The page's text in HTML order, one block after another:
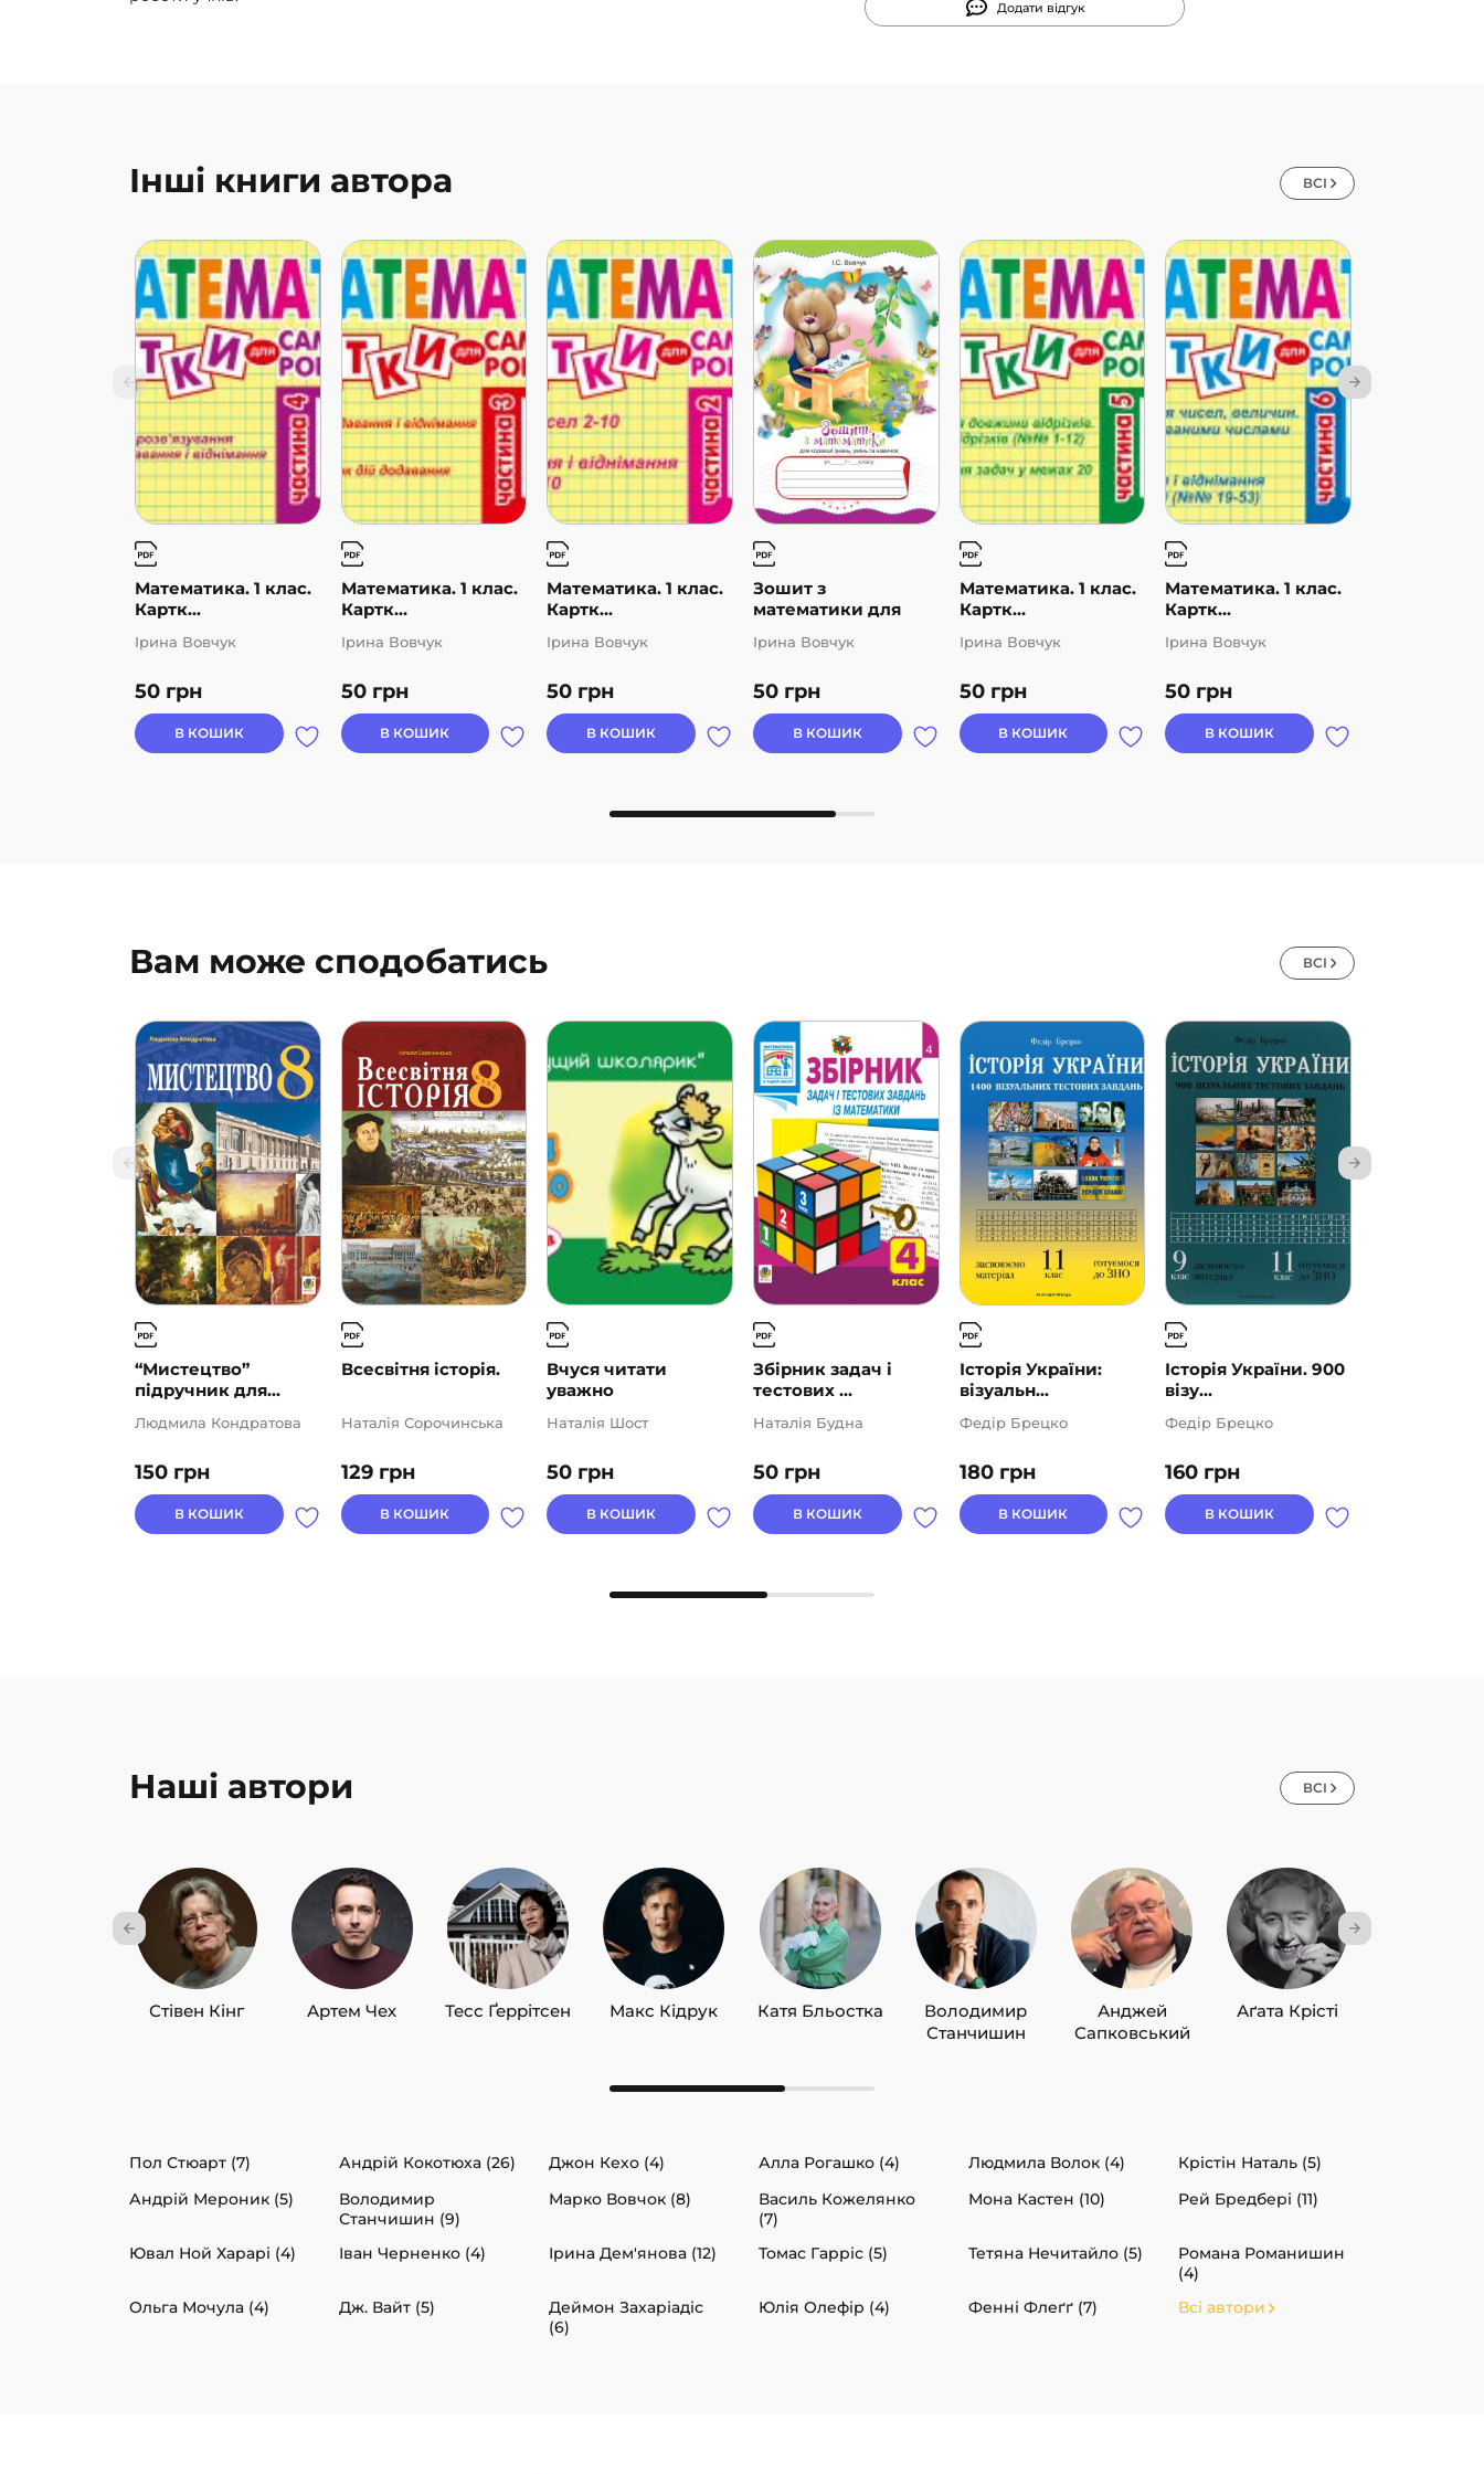
Додати відгук
Інші книги автора ВСІ
Математика. 1 клас.
Картк...
50 грн
Ірина Вовчук
В КОШИК
Математика. 1 клас.
Картк...
50 грн
Ірина Вовчук
В КОШИК
Математика. 1 клас.
Картк...
50 грн
Ірина Вовчук
В КОШИК
Зошит з
математики для
50 грн
Ірина Вовчук
В КОШИК
Математика. 1 клас.
Картк...
50 грн
Ірина Вовчук
В КОШИК
Математика. 1 клас.
Картк...
50 грн
Ірина Вовчук
В КОШИК
Вам може сподобатись ВСІ
“Мистецтво”
підручник для...
150 грн
Людмила Кондратова
В КОШИК
Всесвітня історія.
129 грн
Наталія Сорочинська
В КОШИК
Вчуся читати
уважно
50 грн
Наталія Шост
В КОШИК
Збірник задач і
тестових ...
50 грн
Наталія Будна
В КОШИК
Історія України:
візуальн...
180 грн
Федір Брецко
В КОШИК
Історія України. 900
візу...
160 грн
Федір Брецко
В КОШИК
Наші автори ВСІ
Стівен Кінг Артем Чех Тесс Ґеррітсен Макс Кідрук Катя Бльостка
Володимир
Станчишин
Анджей
Сапковський
Аґата Крісті
Пол Стюарт (7) Андрій Кокотюха (26) Джон Кехо (4) Алла Рогашко (4) Людмила Волок (4)
Крістін Наталь (5)
Андрій Мероник (5)
Володимир
Станчишин (9)
Марко Вовчок (8)
Василь Кожелянко
(7)
Мона Кастен (10) Рей Бредбері (11)
Ювал Ной Харарі (4) Іван Черненко (4) Ірина Дем'янова (12) Томас Гарріс (5) Тетяна Нечитайло (5)
Романа Романишин
(4)
Ольга Мочула (4)
Дж. Вайт (5)
Деймон Захаріадіс
(6)
Юлія Олефір (4) Фенні Флеґґ (7) Всі автори